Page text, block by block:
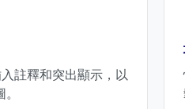
註釋和突出顯示，以